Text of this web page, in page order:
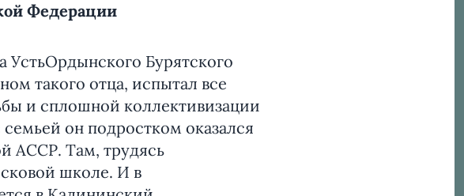
Федерации
УстьОрдынского Бурятского
такого отца, испытал все
и сплошной коллективизации
он подростком оказался
АССР. Там, трудясь
школе. И в